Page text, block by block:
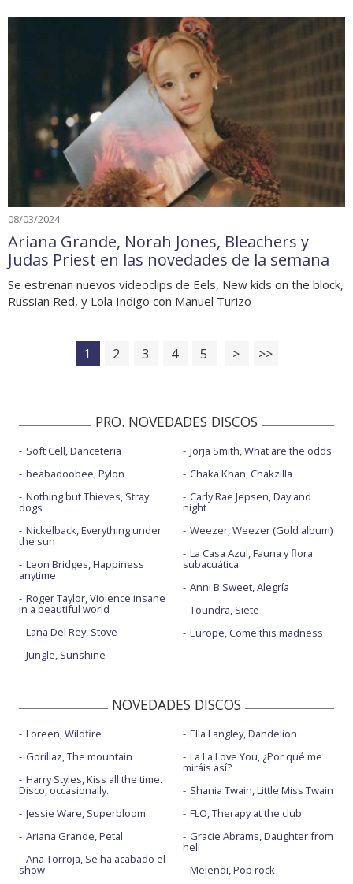
08/03/2024
Ariana Grande, Norah Jones, Bleachers y
Judas Priest en las novedades de la semana
Se estrenan nuevos videoclips de Eels, New kids on the block,
Russian Red, y Lola Indigo con Manuel Turizo
1 2 3 4 5 > >>
PRO. NOVEDADES DISCOS
Soft Cell, Danceteria
beabadoobee, Pylon
Nothing but Thieves, Stray
dogs
Nickelback, Everything under
the sun
Leon Bridges, Happiness
anytime
Roger Taylor, Violence insane
in a beautiful world
Lana Del Rey, Stove
Jungle, Sunshine
Jorja Smith, What are the odds
Chaka Khan, Chakzilla
Carly Rae Jepsen, Day and
night
Weezer, Weezer (Gold album)
La Casa Azul, Fauna y flora
subacuática
Anni B Sweet, Alegría
Toundra, Siete
Europe, Come this madness
NOVEDADES DISCOS
Loreen, Wildfire
Gorillaz, The mountain
Harry Styles, Kiss all the time.
Disco, occasionally.
Jessie Ware, Superbloom
Ariana Grande, Petal
Ana Torroja, Se ha acabado el
show
Ella Langley, Dandelion
La La Love You, ¿Por qué me
miráis así?
Shania Twain, Little Miss Twain
FLO, Therapy at the club
Gracie Abrams, Daughter from
hell
Melendi, Pop rock